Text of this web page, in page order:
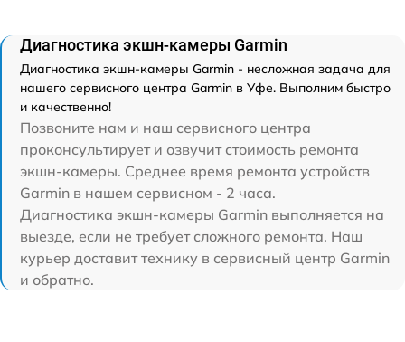
Диагностика экшн-камеры Garmin
Диагностика экшн-камеры Garmin - несложная задача для
нашего сервисного центра Garmin в Уфе. Выполним быстро
и качественно!
Позвоните нам и наш сервисного центра
проконсультирует и озвучит стоимость ремонта
экшн-камеры. Среднее время ремонта устройств
Garmin в нашем сервисном - 2 часа.
Диагностика экшн-камеры Garmin выполняется на
выезде, если не требует сложного ремонта. Наш
курьер доставит технику в сервисный центр Garmin
и обратно.